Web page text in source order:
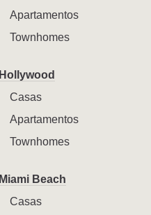
Apartamentos
Townhomes
Hollywood
Casas
Apartamentos
Townhomes
Miami Beach
Casas